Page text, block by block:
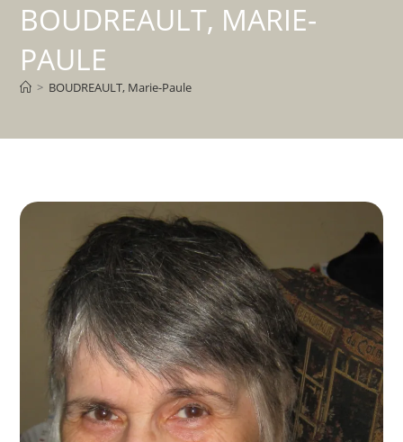
BOUDREAULT, MARIE-
PAULE
> BOUDREAULT, Marie-Paule